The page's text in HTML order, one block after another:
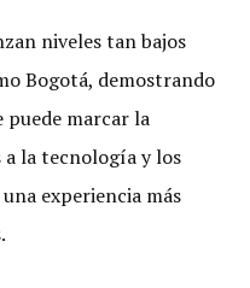
niveles tan bajos
Bogotá, demostrando
marcar la
la tecnología y los
experiencia más